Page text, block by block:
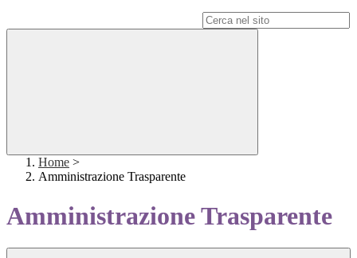
Home >
Amministrazione Trasparente
Amministrazione Trasparente